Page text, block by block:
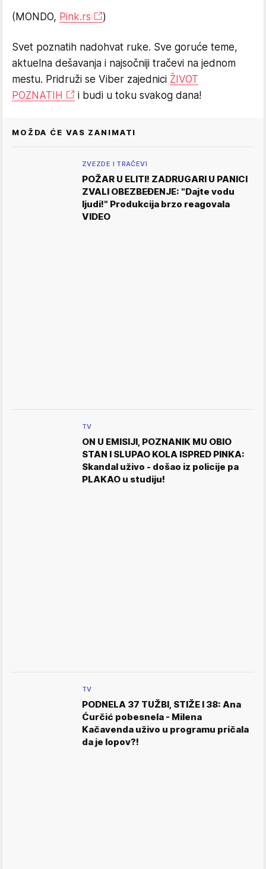
(MONDO, Pink.rs )
Svet poznatih nadohvat ruke. Sve goruće teme,
aktuelna dešavanja i najsočniji tračevi na jednom
mestu. Pridruži se Viber zajednici ŽIVOT
POZNATIH
i budi u toku svakog dana!
MOŽDA ĆE VAS ZANIMATI
ZVEZDE I TRAČEVI
POŽAR U ELITI! ZADRUGARI U PANICI
ZVALI OBEZBEĐENJE: "Dajte vodu
ljudi!" Produkcija brzo reagovala
VIDEO
TV
ON U EMISIJI, POZNANIK MU OBIO
STAN I SLUPAO KOLA ISPRED PINKA:
Skandal uživo - došao iz policije pa
PLAKAO u studiju!
TV
PODNELA 37 TUŽBI, STIŽE I 38: Ana
Ćurčić pobesnela - Milena
Kačavenda uživo u programu pričala
da je lopov?!